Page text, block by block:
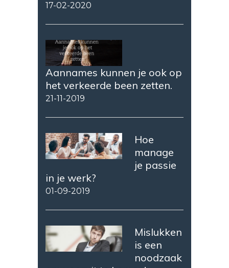
17-02-2020
Aannames kunnen je ook op
het verkeerde been zetten.
21-11-2019
Hoe
manage
je passie
in je werk?
01-09-2019
Mislukken
is een
noodzaak